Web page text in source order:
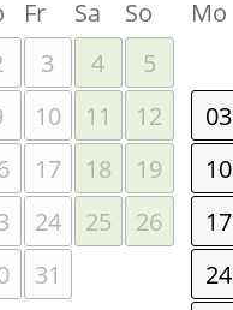
Fr Sa
So
3 4
5
10 11
12
17 18
19
24 25
26
31
Mo
03
10
17
24